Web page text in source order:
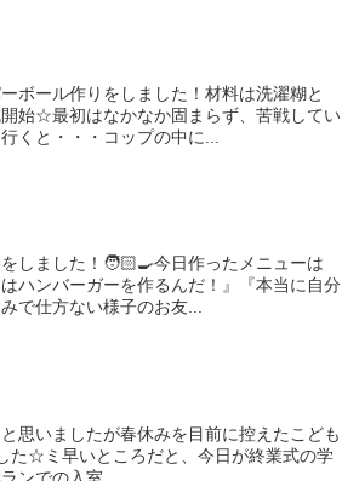
ボール作りをしました！材料は洗濯糊と
始☆最初はなかなか固まらず、苦戦してい
くと・・・コップの中に...
しました！🧑🏻‍🍳今日作ったメニューは
ハンバーガーを作るんだ！』『本当に自分
で仕方ない様子のお友...
思いましたが春休みを目前に控えたこども
た☆ミ早いところだと、今日が終業式の学
ンでの入室...